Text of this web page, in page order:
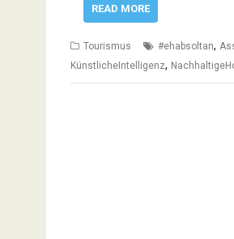
READ MORE
Tourismus #ehabsoltan,
KünstlicheIntelligenz,